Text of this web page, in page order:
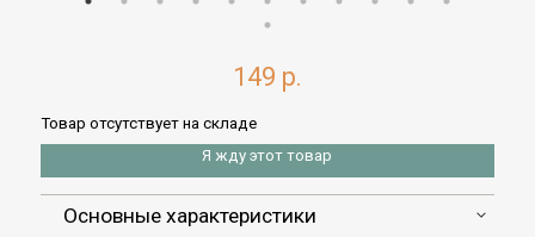
149 р.
Товар отсутствует на складе
Я жду этот товар
Основные характеристики